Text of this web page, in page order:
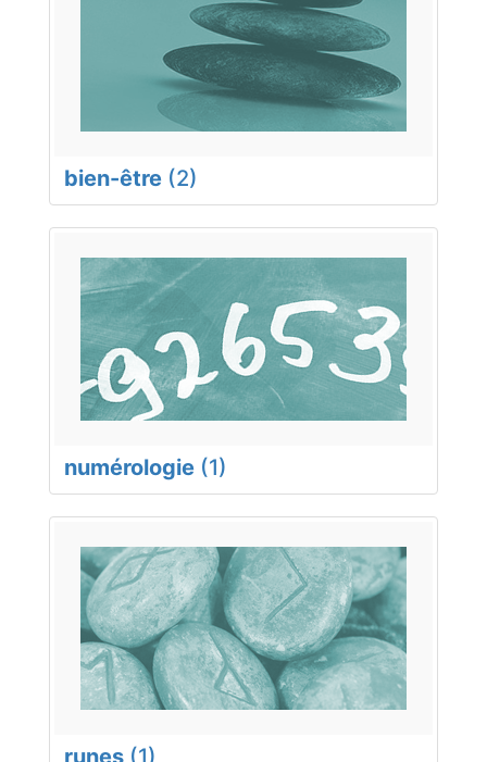
bien-être (2)
numérologie (1)
runes (1)